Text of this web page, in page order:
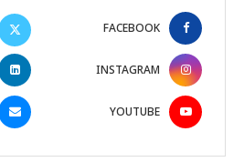
FACEBOOK
INSTAGRAM
YOUTUBE